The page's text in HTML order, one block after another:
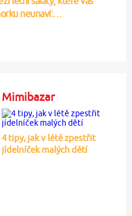
neunaví:…
Mimibazar
4 tipy, jak v létě zpestřit
jídelníček malých dětí